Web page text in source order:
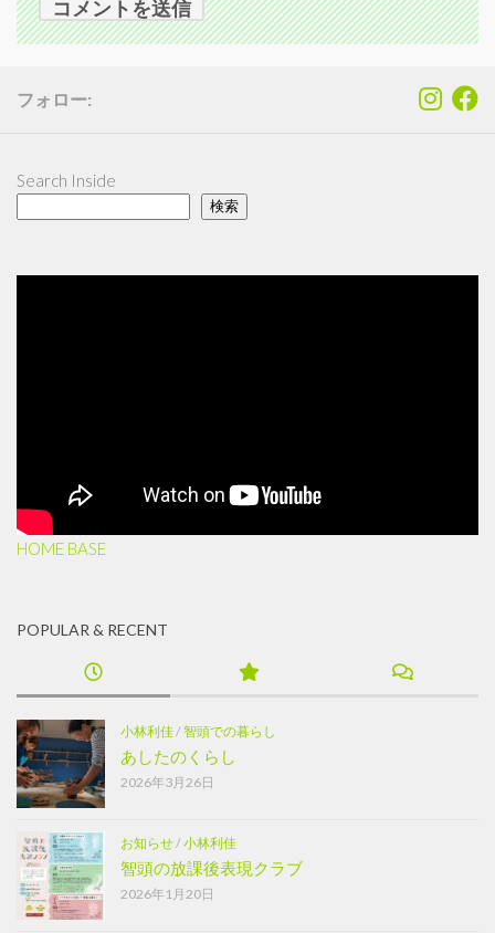
フォロー:
Search Inside
検索
HOME BASE
POPULAR & RECENT
小林利佳/智頭での暮らし
あしたのくらし
2026年3月26日
お知らせ/小林利佳
智頭の放課後表現クラブ
2026年1月20日